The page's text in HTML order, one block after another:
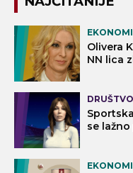
PRIJAVI LAŽNU VEST!
Olivera
NN lica
se